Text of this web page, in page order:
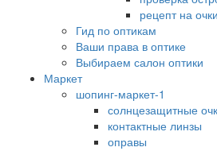
рецепт на очки
Гид по оптикам
Ваши права в оптике
Выбираем салон оптики
Маркет
шопинг-маркет-1
солнцезащитные
контактные линзы
оправы